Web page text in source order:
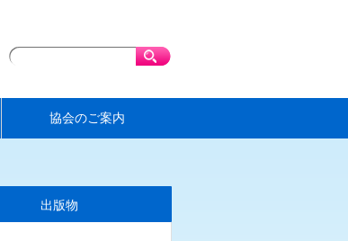
協会のご案内
出版物